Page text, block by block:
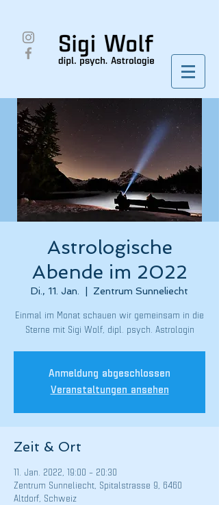
Astrologische
Abende im 2022
Di., 11. Jan. Zentrum Sunneliecht
Einmal im Monat schauen wir gemeinsam in die
Sterne mit Sigi Wolf, dipl. psych. Astrologin
Anmeldung abgeschlossen
Veranstaltungen ansehen
Zeit & Ort
11. Jan. 2022, 19:00 – 20:30
Zentrum Sunneliecht, Spitalstrasse 9, 6460
Altdorf, Schweiz